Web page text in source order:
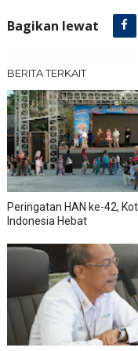
Bagikan lewat
BERITA TERKAIT
Peringatan HAN ke-42,
Indonesia Hebat